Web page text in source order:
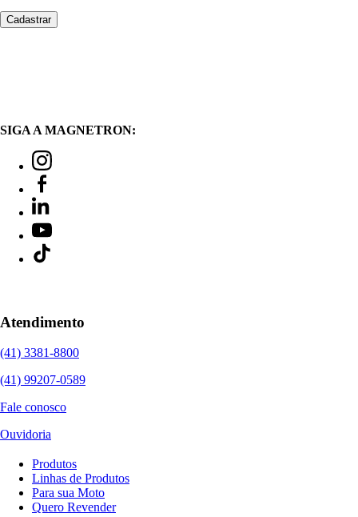
SIGA A MAGNETRON:
Atendimento
(41) 3381-8800
(41) 99207-0589
Fale conosco
Ouvidoria
Produtos
Linhas de Produtos
Para sua Moto
Quero Revender